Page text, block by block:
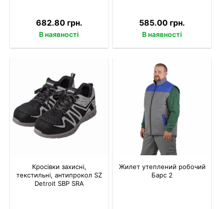
682.80 грн.
В наявності
585.00 грн.
В наявності
Кросівки захисні,
текстильні, антипрокол SZ
Detroit SBP SRA
Жилет утеплений робочий
Барс 2